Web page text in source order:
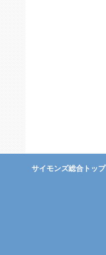
サイモンズ総合トップ